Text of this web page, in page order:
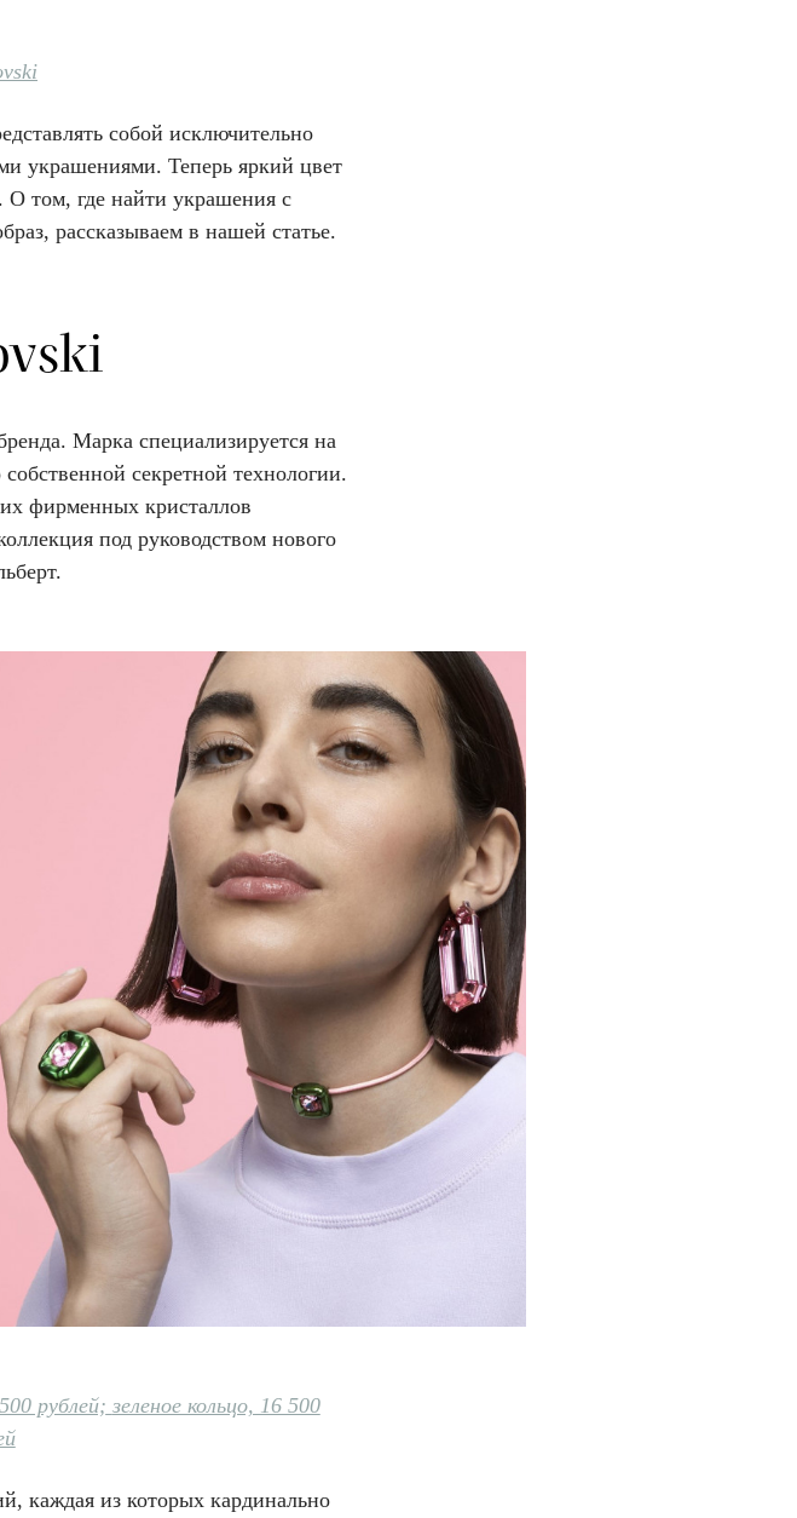
собой исключительно
украшениями. Теперь яркий цвет
О том, где найти украшения с
рассказываем в нашей статье.
Марка специализируется на
секретной технологии.
фирменных кристаллов
под руководством нового
рублей; зеленое кольцо, 16 500
каждая из которых кардинально